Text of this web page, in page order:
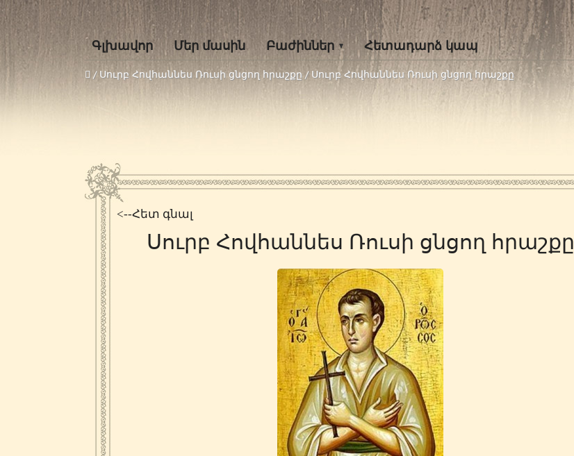
Գլխավոր Մեր մասին Բաժիններ Հետադարձ կապ
/ Սուրբ Հովհաննես Ռուսի ցնցող հրաշքը/ Սուրբ Հովհաննես Ռուսի ցնցող հրաշքը
<--Հետ գնալ
Սուրբ Հովհաննես Ռուսի ցնցող հրաշքը